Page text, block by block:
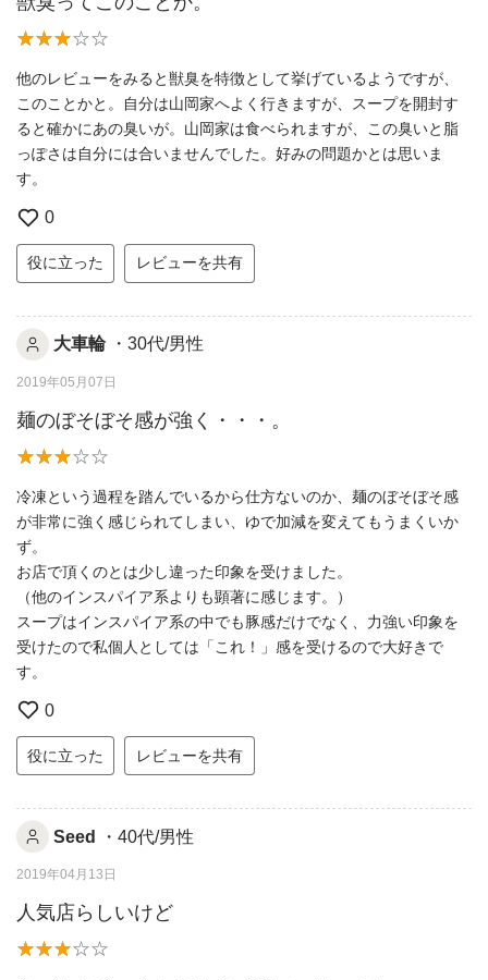
他のレビューをみると獣臭を特徴として挙げているようですが、
このことかと。自分は山岡家へよく行きますが、スープを開封す
ると確かにあの臭いが。山岡家は食べられますが、この臭いと脂
っぽさは自分には合いませんでした。好みの問題かとは思いま
す。
0
役に立った レビューを共有
大車輪 ・30代/男性
2019年05月07日
麺のぼそぼそ感が強く・・・。
冷凍という過程を踏んでいるから仕方ないのか、麺のぼそぼそ感
が非常に強く感じられてしまい、ゆで加減を変えてもうまくいか
ず。
お店で頂くのとは少し違った印象を受けました。
（他のインスパイア系よりも顕著に感じます。）
スープはインスパイア系の中でも豚感だけでなく、力強い印象を
受けたので私個人としては「これ！」感を受けるので大好きで
す。
0
役に立った レビューを共有
Seed ・40代/男性
2019年04月13日
人気店らしいけど